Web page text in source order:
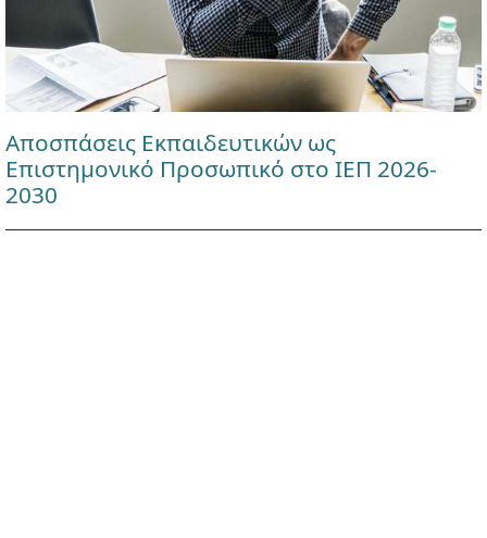
Αποσπάσεις Εκπαιδευτικών ως
Επιστημονικό Προσωπικό στο ΙΕΠ 2026-
2030